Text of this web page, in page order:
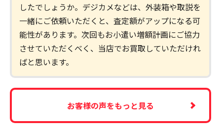
したでしょうか。デジカメなどは、外装箱や取説を
一緒にご依頼いただくと、査定額がアップになる可
能性があります。次回もお小遣い増額計画にご協力
させていただくべく、当店でお買取していただけれ
ばと思います。
お客様の声をもっと見る